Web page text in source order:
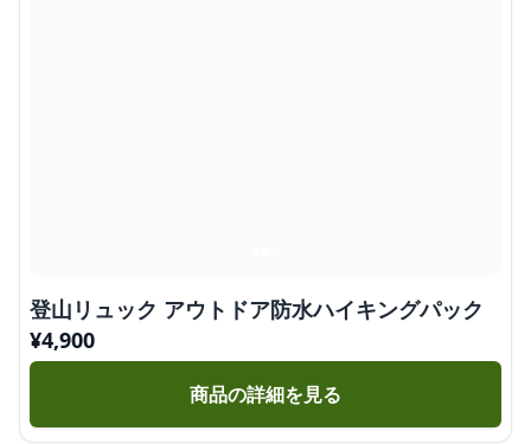
登山リュック アウトドア防水ハイキングパック
¥4,900
商品の詳細を見る